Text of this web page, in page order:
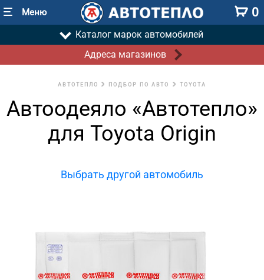
Меню 0
Каталог марок автомобилей
Адреса магазинов
АВТОТЕПЛО ПОДБОР ПО АВТО TOYOTA
Автоодеяло «Автотепло»
для Toyota Origin
Выбрать другой автомобиль